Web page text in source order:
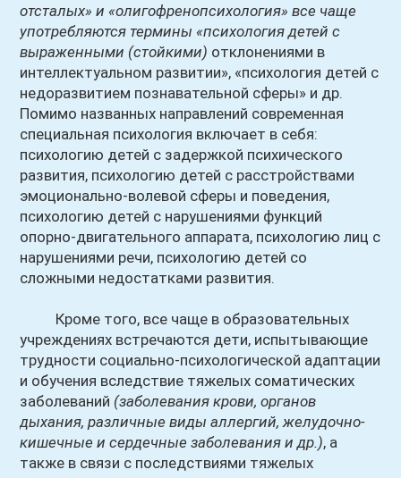
отсталых» и «олигофренопсихология» все чаще
употребляются термины «психология детей с
выраженными (стойкими) отклонениями в
интеллектуальном развитии», «психология детей с
недоразвитием познавательной сферы» и др.
Помимо названных направлений современная
специальная психология включает в себя:
психологию детей с задержкой психического
развития, психологию детей с расстройствами
эмоционально-волевой сферы и поведения,
психологию детей с нарушениями функций
опорно-двигательного аппарата, психологию лиц с
нарушениями речи, психологию детей со
сложными недостатками развития.
Кроме того, все чаще в образовательных
учреждениях встречаются дети, испытывающие
трудности социально-психологической адаптации
и обучения вследствие тяжелых соматических
заболеваний (заболевания крови, органов
дыхания, различные виды аллергий, желудочно-
кишечные и сердечные заболевания и др.), а
также в связи с последствиями тяжелых